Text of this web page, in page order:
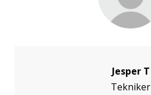
Jesper T
Tekniker